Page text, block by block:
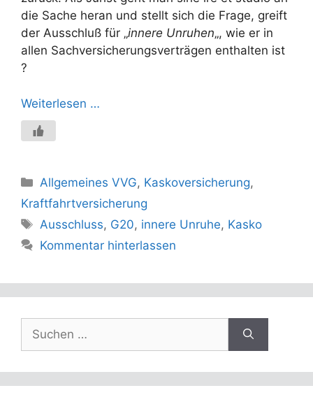
die Sache heran und stellt sich die Frage, greift
der Ausschluß für „innere Unruhen„, wie er in
allen Sachversicherungsverträgen enthalten ist
?
Weiterlesen …
Kategorien
Allgemeines VVG, Kaskoversicherung,
Kraftfahrtversicherung
Schlagwörter
Ausschluss, G20, innere Unruhe, Kasko
Kommentar hinterlassen
nach: